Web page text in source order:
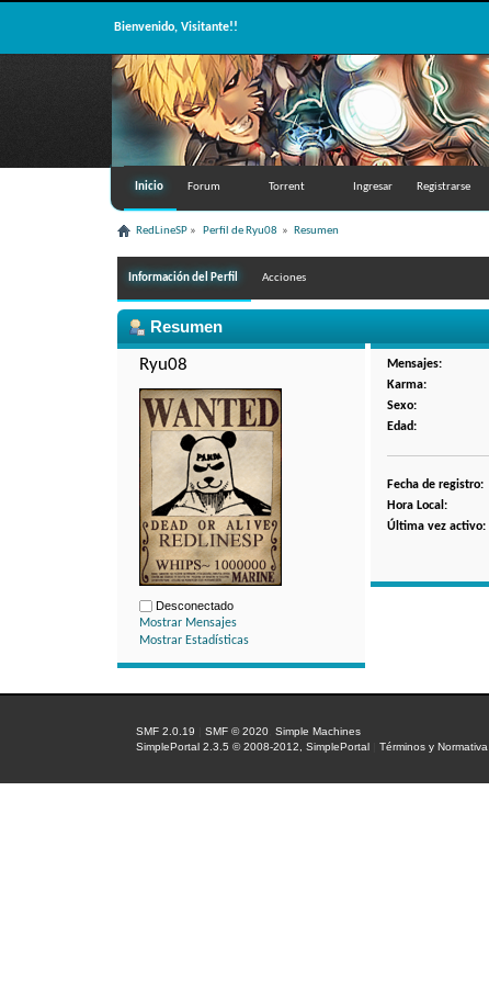
Bienvenido, Visitante!!
Inicio Forum Torrent Ingresar Registrarse
RedLineSP » Perfil de Ryu08 » Resumen
Información del Perfil Acciones
Resumen
Ryu08
Desconectado
Mostrar Mensajes
Mostrar Estadísticas
Mensajes:
Karma:
Sexo:
Edad:
Fecha de registro:
Hora Local:
Última vez activo:
SMF 2.0.19 |SMF © 2020 ,Simple Machines
SimplePortal 2.3.5 © 2008-2012, SimplePortal
|Términos y Normativa